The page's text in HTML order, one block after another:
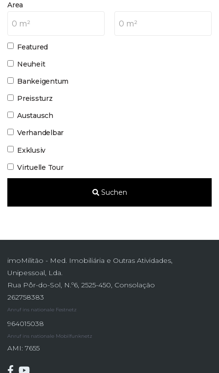
Area
0 m² 0 m²
Featured
Neuheit
Bankeigentum
Preissturz
Austausch
Verhandelbar
Exklusiv
Virtuelle Tour
Suchen
imoMilitão - Med. Imobiliária e Outras Atividades,
Unipessoal, Lda.
Rua Pôr-do-Sol, N.º6, 2525-450, Consolação
262758383
Anruf ins nationale Festnetz
964015038
Anruf ins nationale Mobilfunknetz
AMI: 7655